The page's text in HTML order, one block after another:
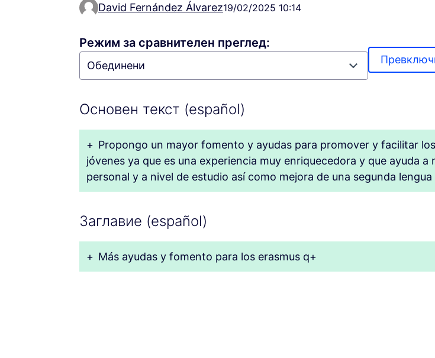
David Fernández Álvarez19/02/2025 10:14
Режим за сравнителен преглед:
Основен текст (español)
+ Propongo un mayor fomento y ayudas para promover y facilitar
jóvenes ya que es una experiencia muy enriquecedora y que ayuda a
personal y a nivel de estudio así como mejora de una segunda lengua
Заглавие (español)
+ Más ayudas y fomento para los erasmus q+